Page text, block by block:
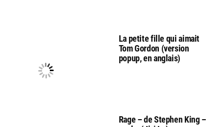
La petite fille qui aimait
Tom Gordon (version
popup, en anglais)
Rage – de Stephen King –